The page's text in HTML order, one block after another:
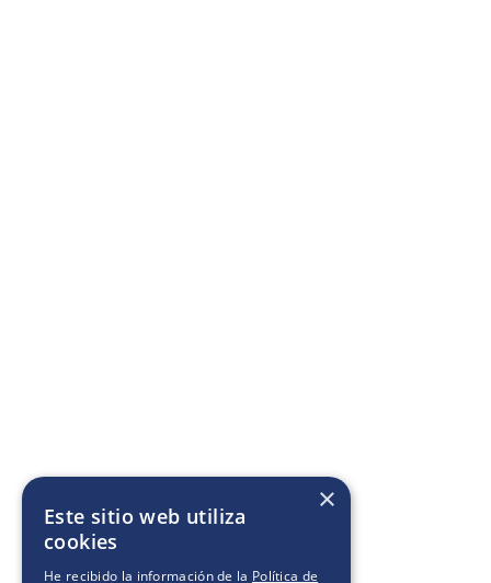
×
Este sitio web utiliza
cookies
He recibido la información de la Política de